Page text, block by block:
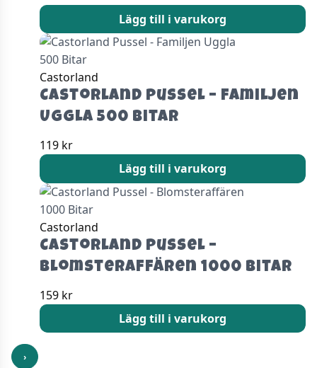
Lägg till i varukorg
Castorland
Castorland Pussel – Familjen
Uggla 500 Bitar
119 kr
Lägg till i varukorg
Castorland
Castorland Pussel –
Blomsteraffären 1000 Bitar
159 kr
Lägg till i varukorg
›